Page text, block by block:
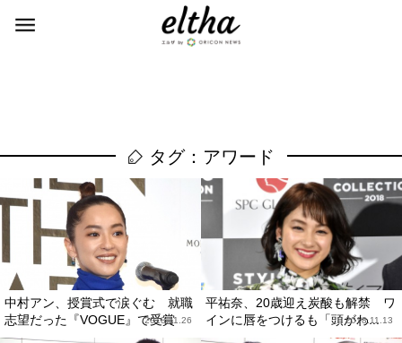
タグ：アワード
中村アン、授賞式で涙ぐむ 就職
志望だった『VOGUE』で受賞
2018.11.26
平祐奈、20歳迎え炭酸も解禁 ワ
インに唇をつけるも「頭がわ...
2018.11.13